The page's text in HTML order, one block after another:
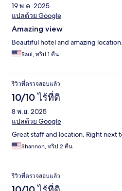
19 พ.ค. 2025
แปลด้วย Google
Amazing view
Beautiful hotel and amazing location.
Raul, ทริป 1 คืน
รีวิวที่ตรวจสอบแล้ว
10/10 ไร้ที่ติ
8 พ.ย. 2025
แปลด้วย Google
Great staff and location. Right next
Shannon, ทริป 2 คืน
รีวิวที่ตรวจสอบแล้ว